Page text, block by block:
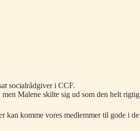
socialrådgiver i CCF.
Malene skilte sig ud som den helt
kan komme vores medlemmer til gode i